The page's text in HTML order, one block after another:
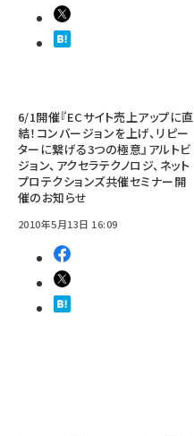
6/1開催『ECサイト売上アップに直
結！コンバージョンを上げ、リピー
ターに繋げる3つの極意』アルトビ
ジョン、アクセラテクノロジ、ネット
プロテクションズ共催セミナー開
催のお知らせ
2010年5月13日 16:09